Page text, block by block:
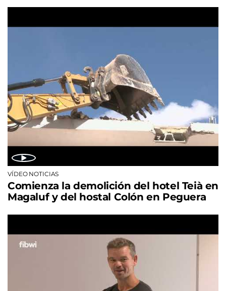
VÍDEO NOTICIAS
Comienza la demolición del hotel Teià en
Magaluf y del hostal Colón en Peguera